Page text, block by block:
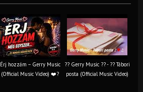
Érj hozzám – Gerry Music
(Official Music Video) ❤️?
?? Gerry Music ?? - ?? Tábori
posta (Official Music Video)